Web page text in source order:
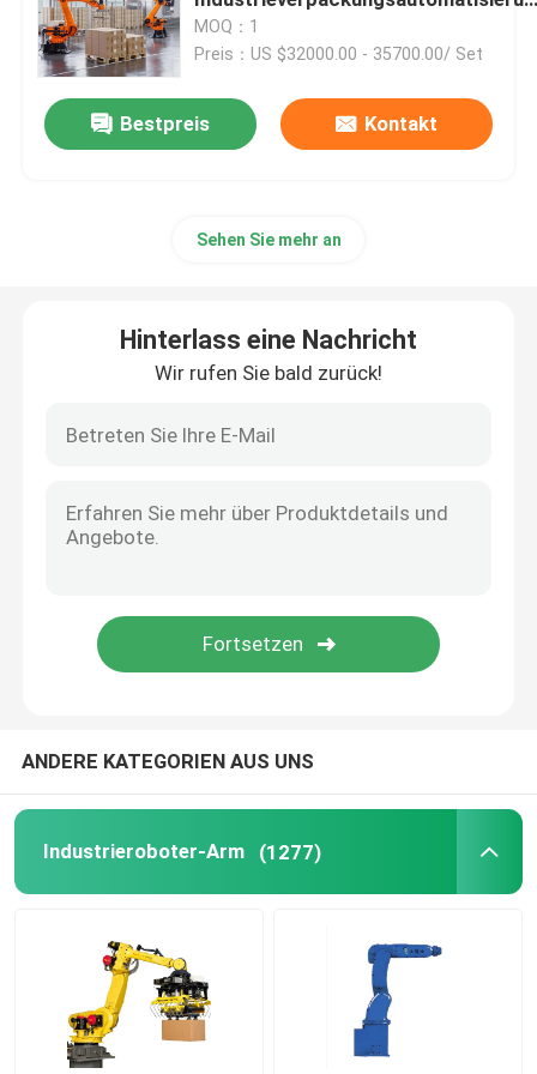
Schweißensroboterarm
Palettierungsroboterarm
Roboter-lineare Bahn
Roboter-Stellwerk
Roboterschutzhüllen
Roboter-Arm-Greifer
Wählen Sie den Roboter aus
Malerei-Roboter-Arm
Polierroboter
Roboterarm
MOQ：1
Preis：US $32000.00 - 35700.00/ Set
Bestpreis Kontakt
Sehen Sie mehr an
Hinterlass eine Nachricht
Wir rufen Sie bald zurück!
ANDERE KATEGORIEN AUS UNS
Industrieroboter-Arm (1277)